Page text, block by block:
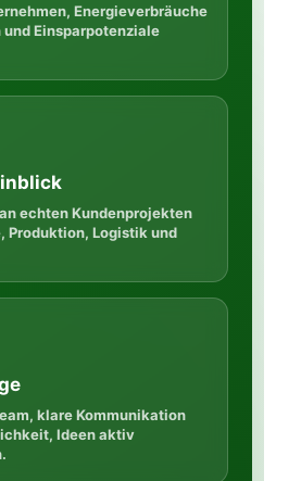
Energieverbräuche
und Einsparpotenziale
echten Kundenprojekten
Produktion, Logistik und
klare Kommunikation
Ideen aktiv